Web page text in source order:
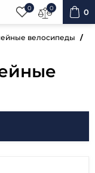
0 0 0
велосипеды